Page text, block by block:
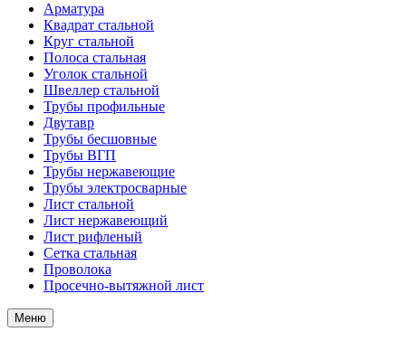
Арматура
Квадрат стальной
Круг стальной
Полоса стальная
Уголок стальной
Швеллер стальной
Трубы профильные
Двутавр
Трубы бесшовные
Трубы ВГП
Трубы нержавеющие
Трубы электросварные
Лист стальной
Лист нержавеющий
Лист рифленый
Сетка стальная
Проволока
Просечно-вытяжной лист
Меню